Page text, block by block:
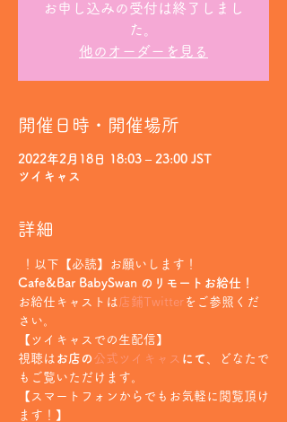
お申し込みの受付は終了しまし
た。
他のオーダーを見る
開催日時・開催場所
2022年2月18日 18:03 – 23:00 JST
ツイキャス
詳細
！以下【必読】お願いします！
Cafe&Bar BabySwan のリモートお給仕！
お給仕キャストは 店鋪Twitter をご参照くだ
さい。
【ツイキャスでの生配信】
視聴は お店の 公式ツイキャス にて 、どなたで
もご覧いただけます。
【スマートフォンからでもお気軽に閲覧頂け
ます！】